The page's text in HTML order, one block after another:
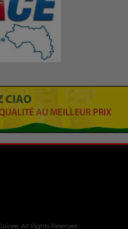
All Rights Reserved.